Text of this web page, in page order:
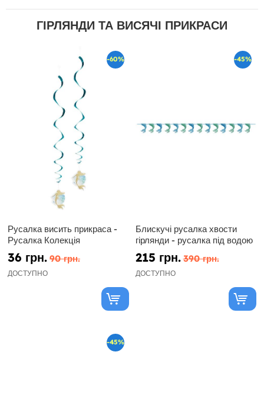
ГІРЛЯНДИ ТА ВИСЯЧІ ПРИКРАСИ
-60%
Русалка висить прикраса -
Русалка Колекція
36 грн. 90 грн.
ДОСТУПНО
-45%
Блискучі русалка хвости
гірлянди - русалка під водою
215 грн. 390 грн.
ДОСТУПНО
-45%